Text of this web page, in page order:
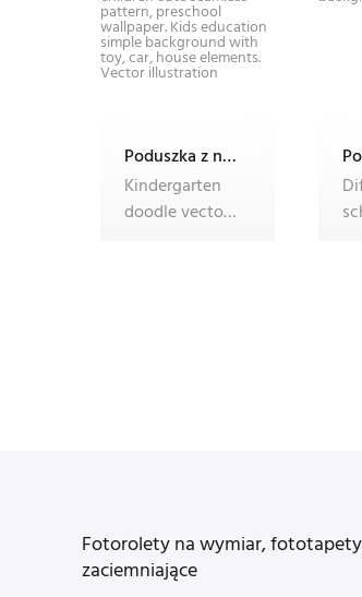
Poduszka z nadrukiem Dec'n'Roll, ze zdjęciem, foto poduszka
Kindergarten
doodle vector
Fotorolety na wymiar,
zaciemniające